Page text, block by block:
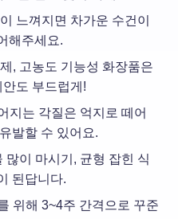
느껴지면 차가운 수건이
해주세요.
, 고농도 기능성 화장품은
도 부드럽게!
지는 각질은 억지로 떼어
발할 수 있어요.
많이 마시기, 균형 잡힌 식
된답니다.
위해 3~4주 간격으로 꾸준